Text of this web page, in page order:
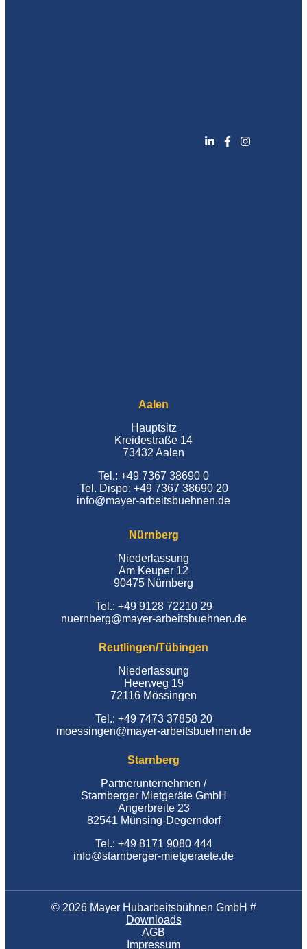
Aalen
Hauptsitz
Kreidestraße 14
73432 Aalen
Tel.: +49 7367 38690 0
Tel. Dispo: +49 7367 38690 20
info@mayer-arbeitsbuehnen.de
Nürnberg
Niederlassung
Am Keuper 12
90475 Nürnberg
Tel.: +49 9128 72210 29
nuernberg@mayer-arbeitsbuehnen.de
Reutlingen/Tübingen
Niederlassung
Heerweg 19
72116 Mössingen
Tel.: +49 7473 37858 20
moessingen@mayer-arbeitsbuehnen.de
Starnberg
Partnerunternehmen /
Starnberger Mietgeräte GmbH
Angerbreite 23
82541 Münsing-Degerndorf
Tel.: +49 8171 9080 444
info@starnberger-mietgeraete.de
© 2026 Mayer Hubarbeitsbühnen GmbH #
Downloads
AGB
Impressum